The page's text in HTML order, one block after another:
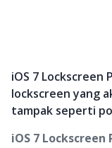
iOS 7 Lockscreen
lockscreen yang
tampak seperti
iOS 7 Lockscreen